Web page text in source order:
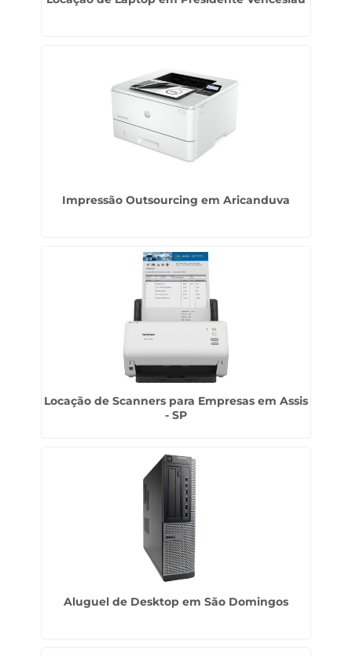
Impressão Outsourcing em Aricanduva
Locação de Scanners para Empresas em Assis
- SP
Aluguel de Desktop em São Domingos